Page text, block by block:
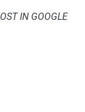
IN GOOGLE